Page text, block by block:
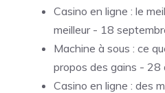
Casino en ligne : le
meilleur- 18
Machine à sous : ce
propos des gains - 28
Casino en ligne : des